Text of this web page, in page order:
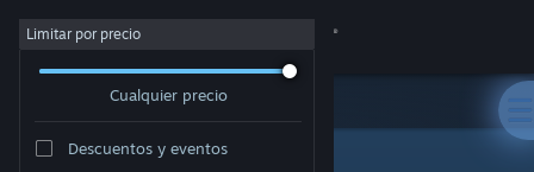
Iniciar sesión
Limitar por precio
Cualquier precio
Descuentos y eventos